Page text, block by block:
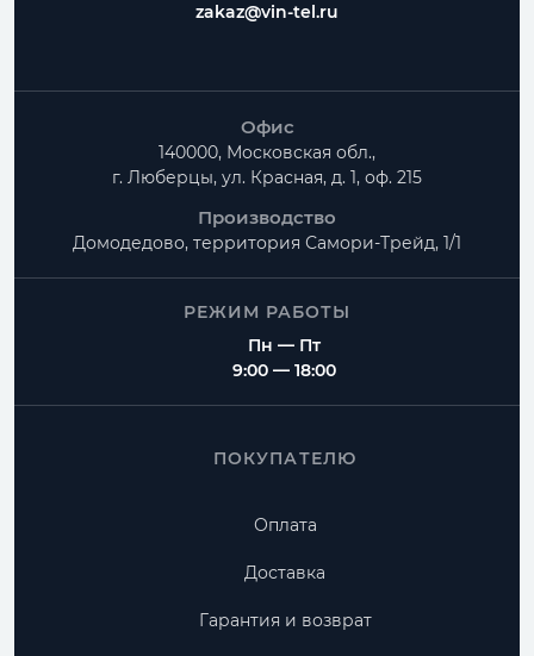
zakaz@vin-tel.ru
Офис
140000, Московская обл.,
г. Люберцы, ул. Красная, д. 1, оф. 215
Производство
Домодедово, территория Самори-Трейд, 1/1
РЕЖИМ РАБОТЫ
Пн — Пт
9:00 — 18:00
ПОКУПАТЕЛЮ
Оплата
Доставка
Гарантия и возврат